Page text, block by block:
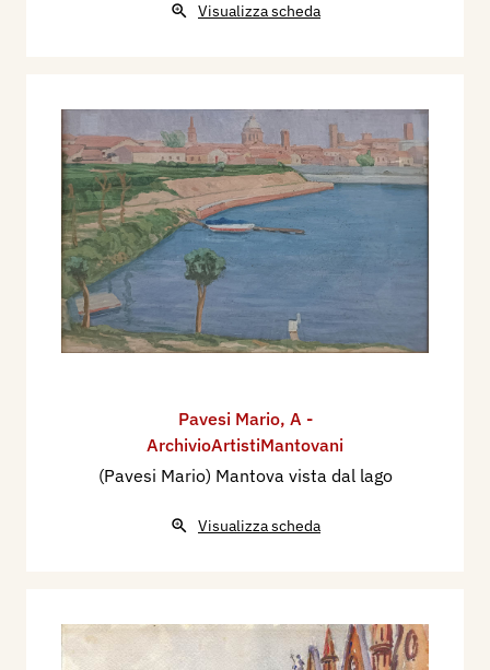
Visualizza scheda
Pavesi Mario, A -
ArchivioArtistiMantovani
(Pavesi Mario) Mantova vista dal lago
Visualizza scheda